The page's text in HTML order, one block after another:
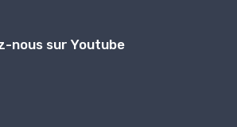
nous sur Youtube